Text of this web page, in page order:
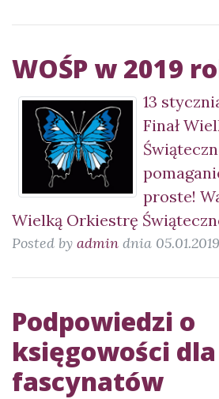
WOŚP w 2019
13
Finał
proste!
Wielką Orkiestrę
Posted by admin dnia 05.01.2019
Podpowiedzi o
księgowości dla
fascynatów